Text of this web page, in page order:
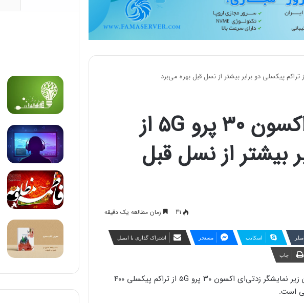
دوربین زیر نمایشگر اکسون ۳۰ پرو ۵G از
بیشتر از نسل قبل
31 زمان مطالعه یک دقیقه
اسکایپ مسنجر اشتراک گذاری با ایمیل
چاپ
پوستر منتشر شده از سوی ZTE تایید می‌‌کند که دوربین زیر نمایشگر زد‌تی‌ای اکسون ۳۰ پرو ۵G از تراکم پیکسلی ۴۰۰